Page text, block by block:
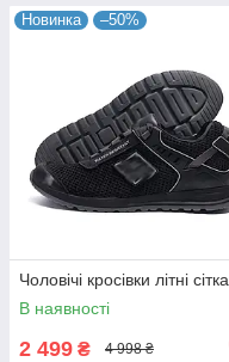
Новинка –50%
Чоловічі кросівки літні сітка
В наявності
2 499 ₴ 4 998 ₴